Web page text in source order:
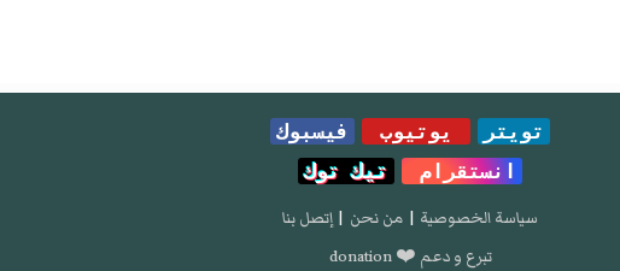
تويتر يوتيوب
فيسبوك
انستقرام
تيك توك
سياسة الخصوصية | من نحن | إتصل بنا
تبرع و دعم ❤️ donation